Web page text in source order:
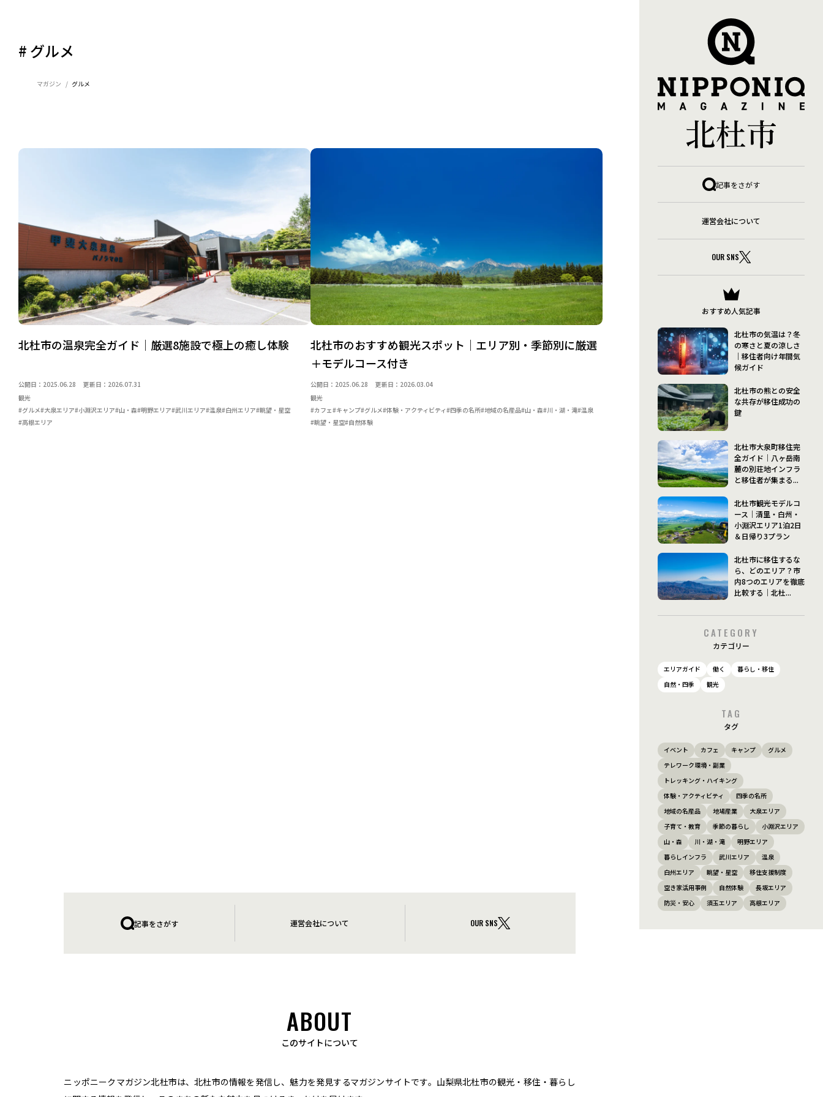
記事をさがす
運営会社について
OUR SNS
おすすめ人気記事
北杜市の気温は？冬
の寒さと夏の涼しさ
｜移住者向け年間気
候ガイド
北杜市の熊との安全
な共存が移住成功の
鍵
北杜市大泉町移住完
全ガイド｜八ヶ岳南
麓の別荘地インフラ
と移住者が集まる...
北杜市観光モデルコ
ース｜清里・白州・
小淵沢エリア1泊2日
＆日帰り3プラン
北杜市に移住するな
ら、どのエリア？市
内8つのエリアを徹底
比較する｜北杜...
CATEGORY
カテゴリー
エリアガイド 働く
暮らし・移住
自然・四季
観光
TAG
タグ
イベント カフェ キャンプ
グルメ
テレワーク環境・副業
トレッキング・ハイキング
体験・アクティビティ
四季の名所
地域の名産品
地場産業
大泉エリア
子育て・教育
季節の暮らし
小淵沢エリア
山・森
川・湖・滝
明野エリア
暮らしインフラ
武川エリア
温泉
白州エリア
眺望・星空
移住支援制度
空き家活用事例
自然体験
長坂エリア
防災・安心
須玉エリア 高根エリア
# グルメ
マガジン グルメ
北杜市の温泉完全ガイド｜厳選8施設で極上の癒し体験
公開日：2025.06.28
更新日：2026.07.31
観光
#グルメ#大泉エリア#小淵沢エリア#山・森#明野エリア#武川エリア#温泉#白州エリア#眺望・星空
#高根エリア
北杜市のおすすめ観光スポット｜エリア別・季節別に厳選
＋モデルコース付き
公開日：2025.06.28
更新日：2026.03.04
観光
#カフェ#キャンプ#グルメ#体験・アクティビティ#四季の名所#地域の名産品#山・森#川・湖・滝#温泉
#眺望・星空#自然体験
記事をさがす 運営会社について OUR SNS
ABOUT
このサイトについて
ニッポニークマガジン北杜市は、北杜市の情報を発信し、魅力を発見するマガジンサイトです。山梨県北杜市の観光・移住・暮らし
観光
テレワーク環境・副業
小淵沢エリア
山・森
長坂エリア
防災・安心